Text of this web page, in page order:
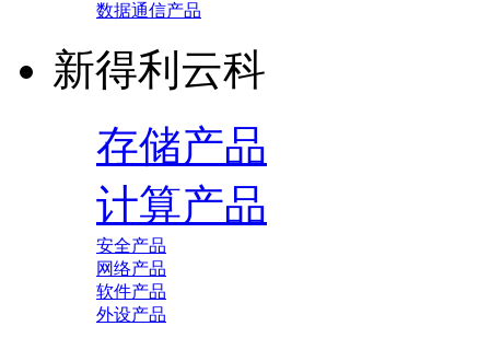
数据通信产品
新得利云科
存储产品
计算产品
安全产品
网络产品
软件产品
外设产品